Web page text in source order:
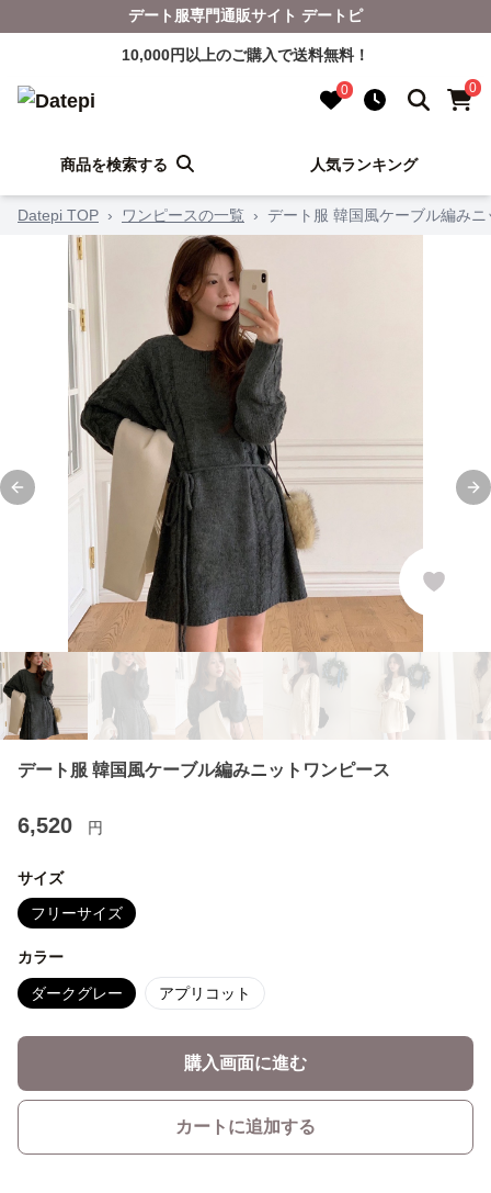
デート服専門通販サイト デートピ
10,000円以上のご購入で送料無料！
0 0
商品を検索する 人気ランキング
Datepi TOP › ワンピースの一覧 › デート服 韓国風ケーブル編み
Previous slide
デート服 韓国風ケーブル編みニットワンピース
6,520 円
サイズ
フリーサイズ
カラー
ダークグレー アプリコット
購入画面に進む
カートに追加する